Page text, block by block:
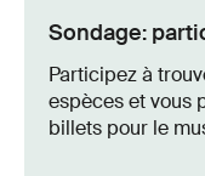
Sondage:
Participez à
espèces et vous
billets pour le